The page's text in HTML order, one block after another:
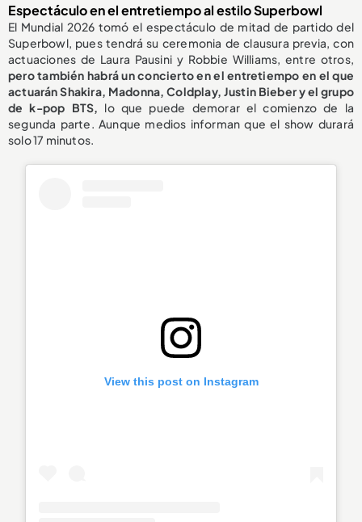
Espectáculo en el entretiempo al estilo Superbowl
El Mundial 2026 tomó el espectáculo de mitad de partido del
Superbowl, pues tendrá su ceremonia de clausura previa, con
actuaciones de Laura Pausini y Robbie Williams, entre otros,
pero también habrá un concierto en el entretiempo en el que
actuarán Shakira, Madonna, Coldplay, Justin Bieber y el grupo
de k-pop BTS, lo que puede demorar el comienzo de la
segunda parte. Aunque medios informan que el show durará
solo 17 minutos.
View this post on Instagram